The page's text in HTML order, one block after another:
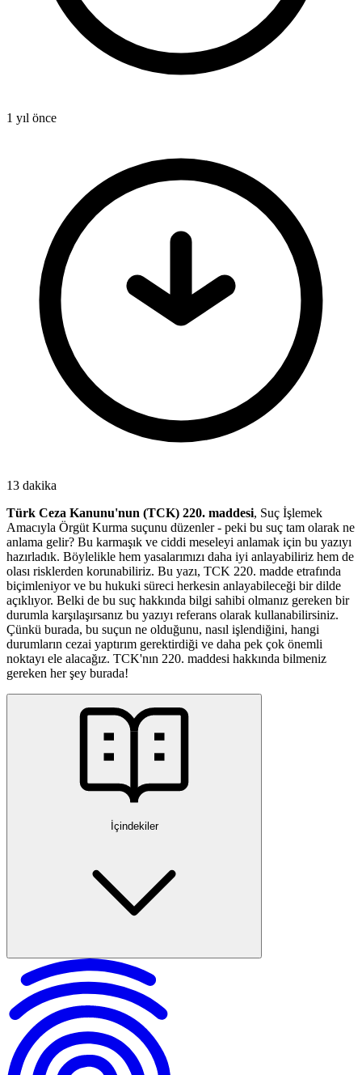
1 yıl önce
13 dakika
Türk Ceza Kanunu'nun (TCK) 220. maddesi, Suç İşlemek
Amacıyla Örgüt Kurma suçunu düzenler - peki bu suç tam olarak ne
anlama gelir? Bu karmaşık ve ciddi meseleyi anlamak için bu yazıyı
hazırladık. Böylelikle hem yasalarımızı daha iyi anlayabiliriz hem de
olası risklerden korunabiliriz. Bu yazı, TCK 220. madde etrafında
biçimleniyor ve bu hukuki süreci herkesin anlayabileceği bir dilde
açıklıyor. Belki de bu suç hakkında bilgi sahibi olmanız gereken bir
durumla karşılaşırsanız bu yazıyı referans olarak kullanabilirsiniz.
Çünkü burada, bu suçun ne olduğunu, nasıl işlendiğini, hangi
durumların cezai yaptırım gerektirdiği ve daha pek çok önemli
noktayı ele alacağız. TCK'nın 220. maddesi hakkında bilmeniz
gereken her şey burada!
İçindekiler
Suç İşlemek Amacıyla Örgüt Kurma Kavramının Tanımı
Örgüt Kurma Suçunun Unsurları
Örgüt Kurma Suçunun Cezai Yaptırımları
Suç Örgütü ve Suç İlişkisi
Örgüt Kurma Suçunda Uygulama Sorunları
Örgüt Kurma Suçu ile Mücadelede Hukuki Önlemler